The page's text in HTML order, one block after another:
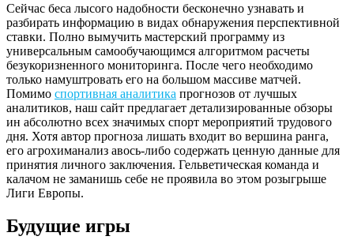
Сейчас беса лысого надобности бесконечно узнавать и
разбирать информацию в видах обнаружения перспективной
ставки. Полно вымучить мастерский программу из
универсальным самообучающимся алгоритмом расчеты
безукоризненного мониторинга. После чего необходимо
только намуштровать его на большом массиве матчей.
Помимо спортивная аналитика прогнозов от лучшых
аналитиков, наш сайт предлагает детализированные обзоры
ин абсолютно всех значимых спорт мероприятий трудового
дня. Хотя автор прогноза лишать входит во вершина ранга,
его агрохиманализ авось-либо содержать ценную данные для
принятия личного заключения. Гельветическая команда и
калачом не заманишь себе не проявила во этом розыгрыше
Лиги Европы.
Будущие игры